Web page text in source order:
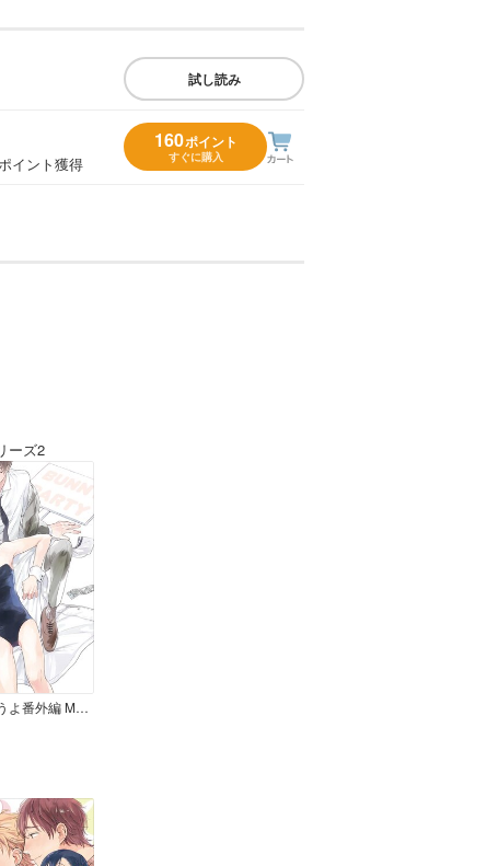
試し読み
イント獲得
160ポイント
すぐに購入
ーズ2
家族になろうよ番外編 MY HONEY BUNNY 【商業未発表作品】